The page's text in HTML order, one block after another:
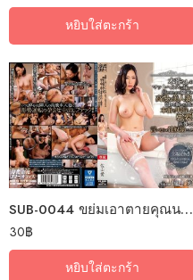
หยิบใส่ตะกร้า
SUB-0044 ขย่มเอาตายคุณนายช่างเหยียด
30฿
หยิบใส่ตะกร้า